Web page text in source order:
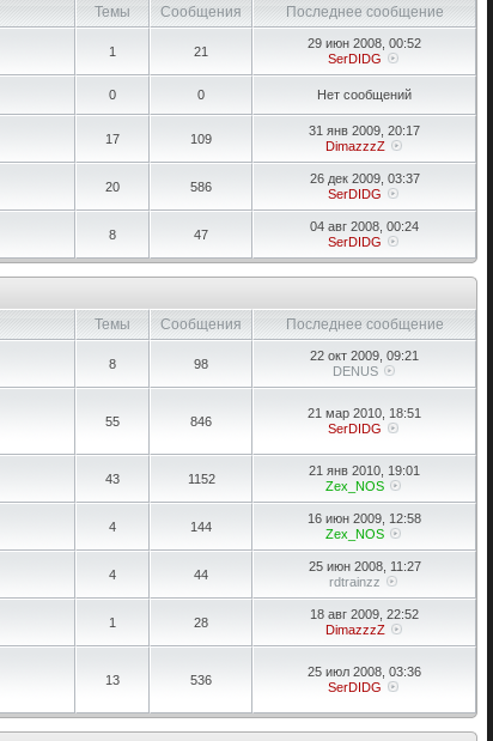
Темы Сообщения
Последнее сообщение
1 21
29 июн 2008, 00:52
SerDIDG
0 0 Нет сообщений
17 109
31 янв 2009, 20:17
DimazzzZ
20 586
26 дек 2009, 03:37
SerDIDG
8 47
04 авг 2008, 00:24
SerDIDG
Темы Сообщения
Последнее сообщение
8 98
22 окт 2009, 09:21
DENUS
55 846
21 мар 2010, 18:51
SerDIDG
43 1152
21 янв 2010, 19:01
Zex_NOS
4 144
16 июн 2009, 12:58
Zex_NOS
4 44
25 июн 2008, 11:27
rdtrainzz
1 28
18 авг 2009, 22:52
DimazzzZ
13 536
25 июл 2008, 03:36
SerDIDG